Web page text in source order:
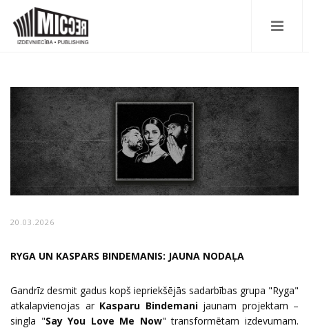
20.03.2026
RYGA UN KASPARS BINDEMANIS: JAUNA NODAĻA
Gandrīz desmit gadus kopš iepriekšējās sadarbības grupa "Ryga"
atkalapvienojas ar Kasparu Bindemanijaunam projektam –
singla "Say You Love Me Now" transformētam izdevumam.